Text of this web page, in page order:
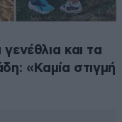
και τα
«Καμία στιγμή